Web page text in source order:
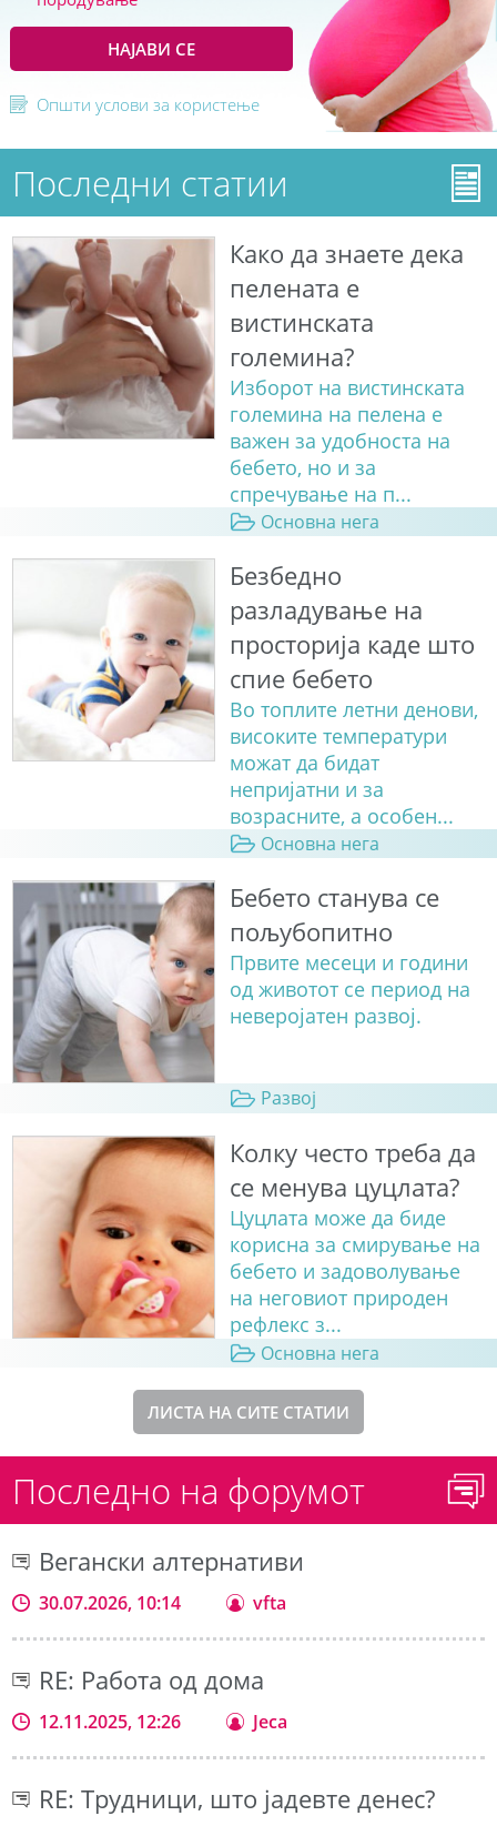
НАЈАВИ СЕ
Општи услови за користење
Последни статии
Како да знаете дека
пелената е
вистинската
големина?
Изборот на вистинската
големина на пелена е
важен за удобноста на
бебето, но и за
спречување на п...
Основна нега
Безбедно
разладување на
просторија каде што
спие бебето
Во топлите летни денови,
високите температури
можат да бидат
непријатни и за
возрасните, а особен...
Основна нега
Бебето станува сe
пољубопитно
Првите месеци и години
од животот се период на
неверојатен развој.
Развој
Колку често треба да
се менува цуцлата?
Цуцлата може да биде
корисна за смирување на
бебето и задоволување
на неговиот природен
рефлекс з...
Основна нега
ЛИСТА НА СИТЕ СТАТИИ
Последно на форумот
Вегански алтернативи
30.07.2026, 10:14 vfta
RE: Работа од дома
12.11.2025, 12:26 Jeca
RE: Трудници, што јадевте денес?